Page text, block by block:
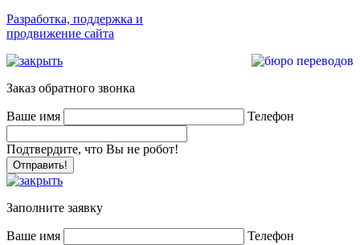
Разработка, поддержка и
продвижение сайта
Заказ обратного звонка
Ваше имя Телефон
Подтвердите, что Вы не робот!
Заполните заявку
Ваше имя
Телефон